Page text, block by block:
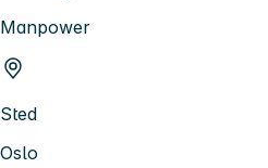
Manpower
Sted
Oslo